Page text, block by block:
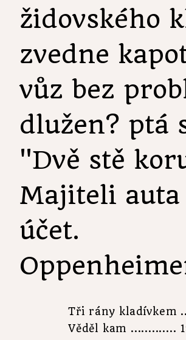
židovského
zvedne
vůz bez
dlužen? ptá
"Dvě stě
Majiteli auta
účet.
Tři rány kladívkem
Věděl kam .............